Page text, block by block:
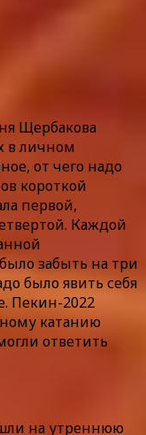
Щербакова
в личном
от чего надо
короткой
первой,
Каждой
забыть на три
было явить себя
Пекин-2022
катанию
ответить
на утреннюю